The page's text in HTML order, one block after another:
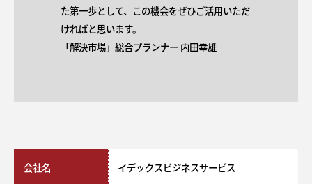
た第一歩として、この機会をぜひご活用いただ
ければと思います。
「解決市場」総合プランナー 内田幸雄
会社名 イデックスビジネスサービス